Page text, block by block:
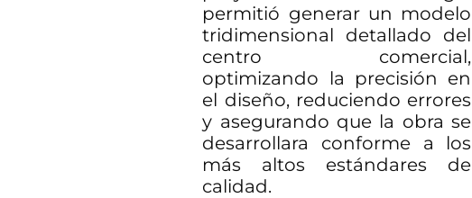
permitió generar un modelo
tridimensional detallado del
centro comercial,
optimizando la precisión en
el diseño, reduciendo errores
y asegurando que la obra se
desarrollara conforme a los
más altos estándares de
calidad.